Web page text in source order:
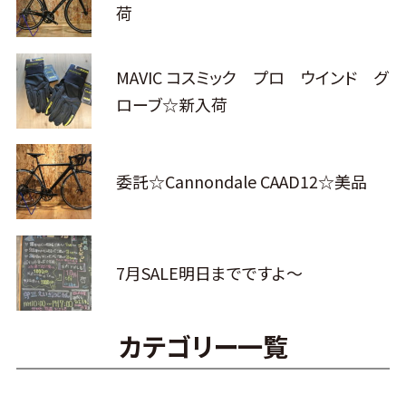
荷
MAVIC コスミック プロ ウインド グ
ローブ☆新入荷
委託☆Cannondale CAAD12☆美品
7月SALE明日までですよ～
カテゴリー一覧